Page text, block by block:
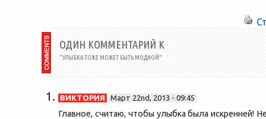
ОДИН КОММЕНТАРИЙ К
“УЛЫБКА ТОЖЕ МОЖЕТ БЫТЬ МОДНОЙ”
ВИКТОРИЯ Март 22nd, 2013 - 09:45
Главное, считаю, чтобы улыбка была искренней!